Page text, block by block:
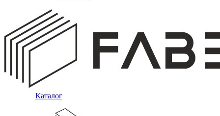
Каталог